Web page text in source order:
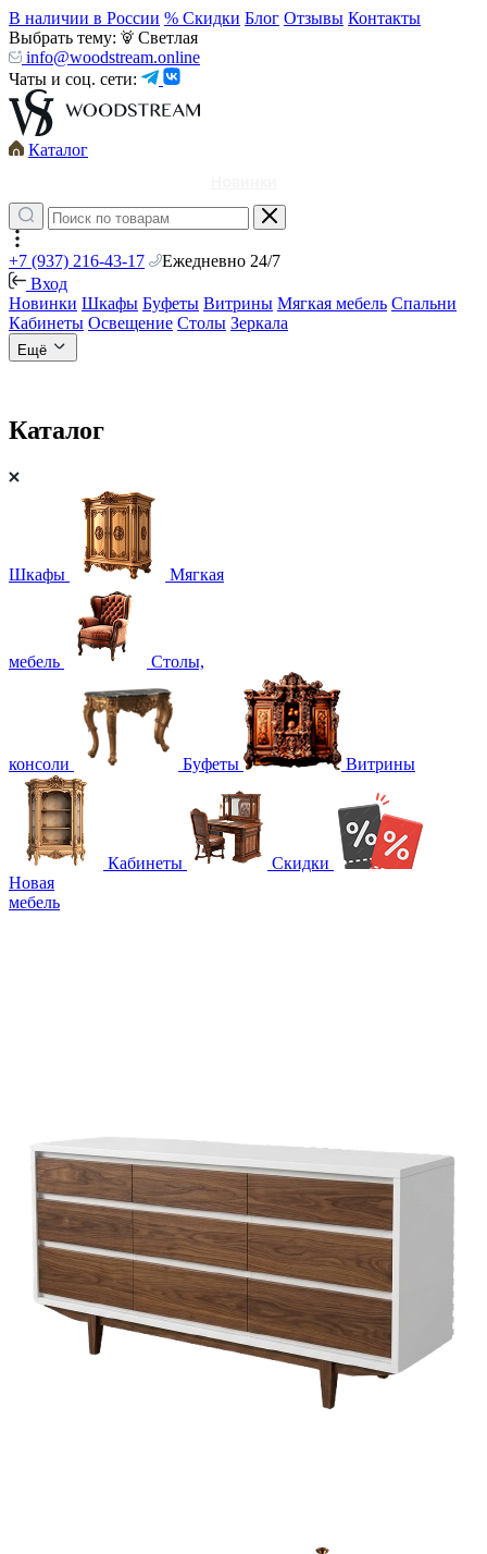
В наличии в России % Скидки Блог Отзывы Контакты
Выбрать тему:
Светлая
info@woodstream.online
Чаты и соц. сети:
Каталог
+7 (937) 216-43-17
Ежедневно 24/7
Вход
Новинки Шкафы Буфеты Витрины Мягкая мебель Спальни
Кабинеты Освещение Столы Зеркала
Ещё
Каталог
Шкафы Мягкая
мебель Столы,
консоли Буфеты Витрины
Кабинеты
Скидки
Новая
мебель